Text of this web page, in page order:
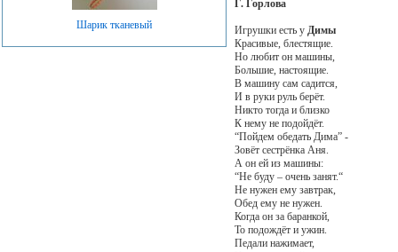
Шарик тканевый
Г. Горлова
Игрушки есть у Димы
Красивые, блестящие.
Но любит он машины,
Большие, настоящие.
В машину сам садится,
И в руки руль берёт.
Никто тогда и близко
К нему не подойдёт.
“Пойдем обедать Дима” -
Зовёт сестрёнка Аня.
А он ей из машины:
“Не буду – очень занят.“
Не нужен ему завтрак,
Обед ему не нужен.
Когда он за баранкой,
То подождёт и ужин.
Педали нажимает,